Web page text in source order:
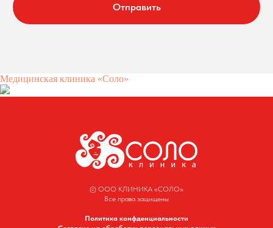
Отправить
Медицинская клиника «Соло»
© ООО КЛИНИКА «СОЛО»
Все права защищены
Политика конфденциальности